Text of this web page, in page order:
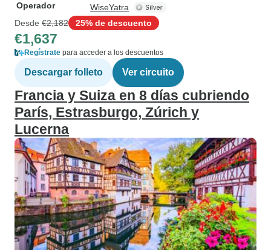
Operador
WiseYatra
Desde €2,182 25% de descuento
€1,637
Regístrate para acceder a los descuentos
Descargar folleto Ver circuito
Francia y Suiza en 8 días cubriendo
París, Estrasburgo, Zúrich y
Lucerna